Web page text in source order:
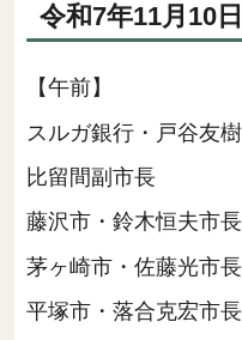
令和7年11月10
【午前】
スルガ銀行・戸谷友
比留間副市長
藤沢市・鈴木恒夫市長
茅ヶ崎市・佐藤光市長
平塚市・落合克宏市長